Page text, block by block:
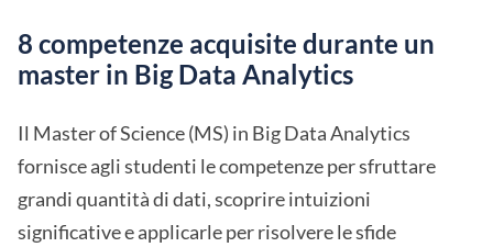
8 competenze acquisite durante un
master in Big Data Analytics
Il Master of Science (MS) in Big Data Analytics
fornisce agli studenti le competenze per sfruttare
grandi quantità di dati, scoprire intuizioni
significative e applicarle per risolvere le sfide